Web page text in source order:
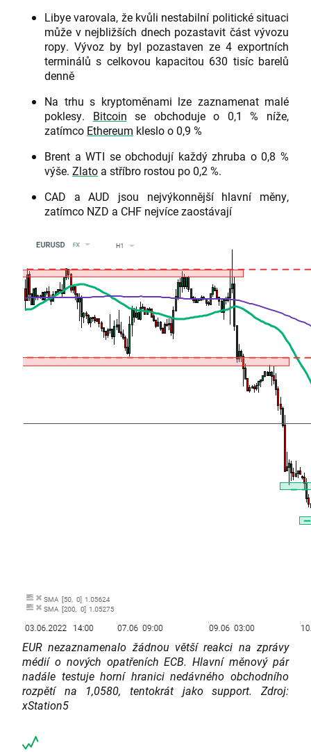
Libye varovala, že kvůli nestabilní politické situaci
může v nejbližších dnech pozastavit část vývozu
ropy. Vývoz by byl pozastaven ze 4 exportních
terminálů s celkovou kapacitou 630 tisíc barelů
denně
Na trhu s kryptoměnami lze zaznamenat malé
poklesy. Bitcoin se obchoduje o 0,1 % níže,
zatímco Ethereum kleslo o 0,9 %
Brent a WTI se obchodují každý zhruba o 0,8 %
výše. Zlato a stříbro rostou po 0,2 %.
CAD a AUD jsou nejvýkonnější hlavní měny,
zatímco NZD a CHF nejvíce zaostávají
EUR nezaznamenalo žádnou větší reakci na zprávy
médií o nových opatřeních ECB. Hlavní měnový pár
nadále testuje horní hranici nedávného obchodního
rozpětí na 1,0580, tentokrát jako support. Zdroj:
xStation5